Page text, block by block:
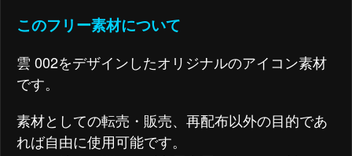
このフリー素材について
雲 002をデザインしたオリジナルのアイコン素材
です。
素材としての転売・販売、再配布以外の目的であ
れば自由に使用可能です。